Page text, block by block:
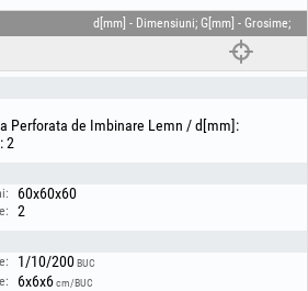
d[mm] - Dimensiuni; G[mm] - Grosime;
Perforata de Imbinare Lemn / d[mm]:
2
60x60x60
2
1/10/200BUC
6x6x6cm/BUC